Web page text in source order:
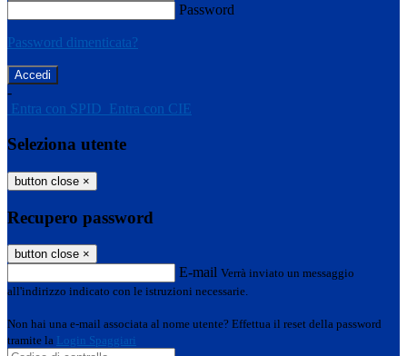
Password
Password dimenticata?
-
Entra con SPID Entra con CIE
Seleziona utente
button close ×
Recupero password
button close ×
E-mail Verrà inviato un messaggio
all'indirizzo indicato con le istruzioni necessarie.
Non hai una e-mail associata al nome utente? Effettua il reset della password
tramite la Login Spaggiari